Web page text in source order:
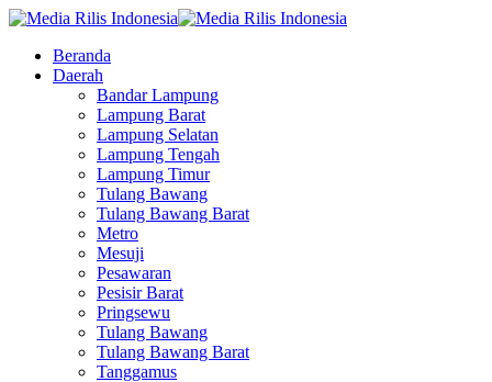
Beranda
Daerah
Bandar Lampung
Lampung Barat
Lampung Selatan
Lampung Tengah
Lampung Timur
Tulang Bawang
Tulang Bawang Barat
Metro
Mesuji
Pesawaran
Pesisir Barat
Pringsewu
Tulang Bawang
Tulang Bawang Barat
Tanggamus